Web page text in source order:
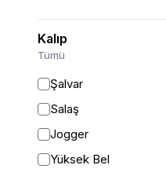
Kalıp
Tümü
Şalvar
Salaş
Jogger
Yüksek Bel